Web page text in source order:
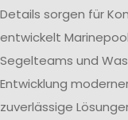
Details sorgen für
entwickelt
Segelteams und
Entwicklung
zuverlässige